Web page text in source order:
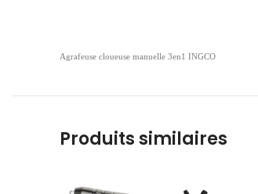
Agrafeuse cloueuse manuelle 3en1 INGCO
Produits similaires